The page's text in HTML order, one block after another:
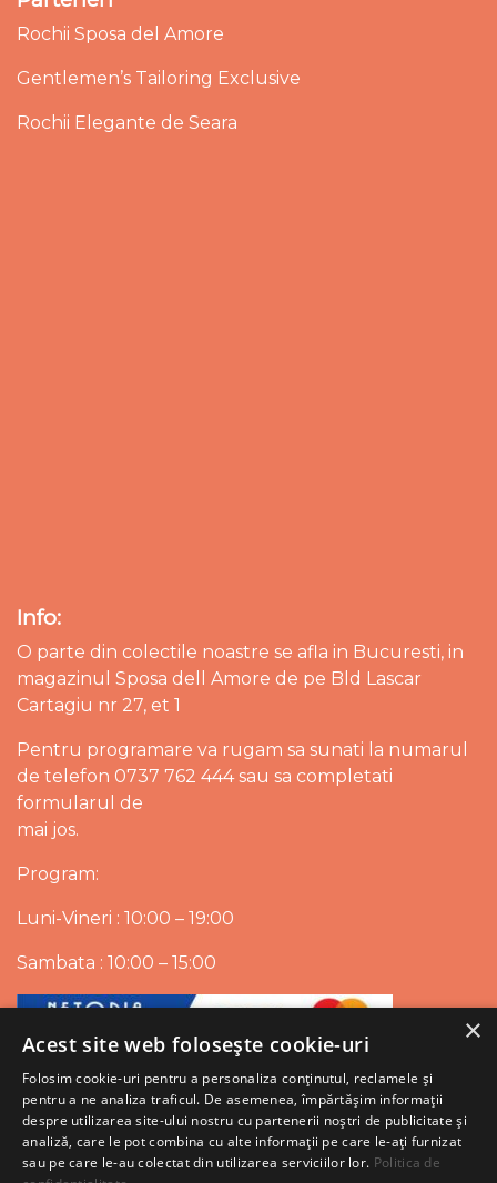
Rochii Sposa del Amore
Gentlemen’s Tailoring Exclusive
Rochii Elegante de Seara
Info:
O parte din colectile noastre se afla in Bucuresti, in
magazinul Sposa dell Amore de pe Bld Lascar
Cartagiu nr 27, et 1
Pentru programare va rugam sa sunati la numarul
de telefon 0737 762 444 sau sa completati
formularul de
mai jos.
Program:
Luni-Vineri : 10:00 – 19:00
Sambata : 10:00 – 15:00
×
Acest site web folosește cookie-uri
Folosim cookie-uri pentru a personaliza conținutul, reclamele și
pentru a ne analiza traficul. De asemenea, împărtășim informații
despre utilizarea site-ului nostru cu partenerii noștri de publicitate și
analiză, care le pot combina cu alte informații pe care le-ați furnizat
sau pe care le-au colectat din utilizarea serviciilor lor. Politica de